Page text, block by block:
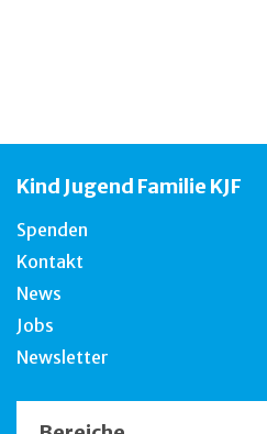
Kind Jugend Familie KJF
Spenden
Kontakt
News
Jobs
Newsletter